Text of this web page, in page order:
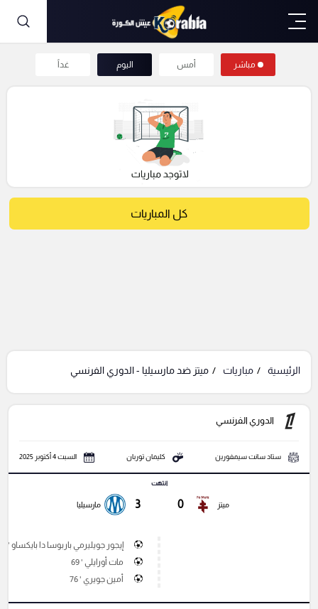
مباشر أمس اليوم غداً
كل المباريات
الرئيسية مباريات ميتز ضد مارسيليا - الدوري الفرنسي
الدوري الفرنسي
ستاد سانت سيمفورين كليمان توربان السبت 4 أكتوبر 2025
ميتز 0
انتهت
3 مارسيليا
إيجور جويليرمي باربوسا دا بايكساو ' 51
مات أورايلي ' 69
أمين جويري ' 76